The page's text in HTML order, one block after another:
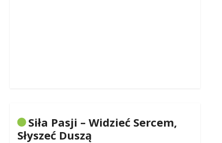
Siła Pasji – Widzieć Sercem,
Słyszeć Duszą